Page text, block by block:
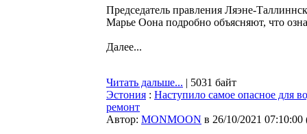
Председатель правления Ляэне-
Марье Оона подробно объясняют, что
Далее...
Читать дальше... | 5031 байт
Эстония : Наступило самое опасное для
ремонт
Автор: MONMOON в 26/10/2021 07:10:00